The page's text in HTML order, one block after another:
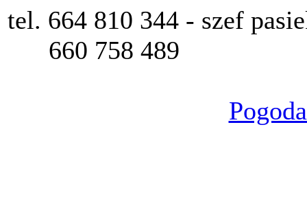
tel. 664 810 344 - szef
      660 758 489